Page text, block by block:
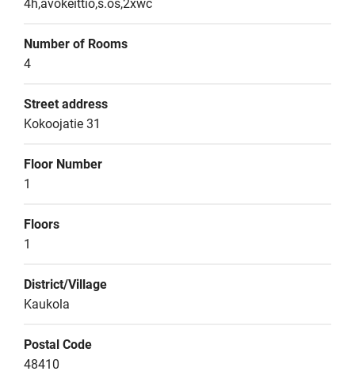
4h,avokeittiö,s.os,2xwc
Number of Rooms
4
Street address
Kokoojatie 31
Floor Number
1
Floors
1
District/Village
Kaukola
Postal Code
48410